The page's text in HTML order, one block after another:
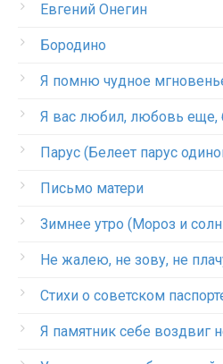
Евгений Онегин
Бородино
Я помню чудное
Я вас любил, любовь
Парус (Белеет парус
Письмо матери
Зимнее утро (Мороз и
Не жалею, не зову, не
Стихи о советском
Я памятник себе воздвиг